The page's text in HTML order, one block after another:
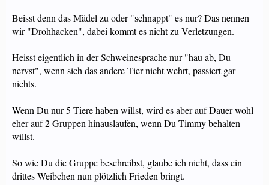
Beisst denn das Mädel zu oder "schnappt" es nur? Das nennen
wir "Drohhacken", dabei kommt es nicht zu Verletzungen.
Heisst eigentlich in der Schweinesprache nur "hau ab, Du
nervst", wenn sich das andere Tier nicht wehrt, passiert gar
nichts.
Wenn Du nur 5 Tiere haben willst, wird es aber auf Dauer wohl
eher auf 2 Gruppen hinauslaufen, wenn Du Timmy behalten
willst.
So wie Du die Gruppe beschreibst, glaube ich nicht, dass ein
drittes Weibchen nun plötzlich Frieden bringt.